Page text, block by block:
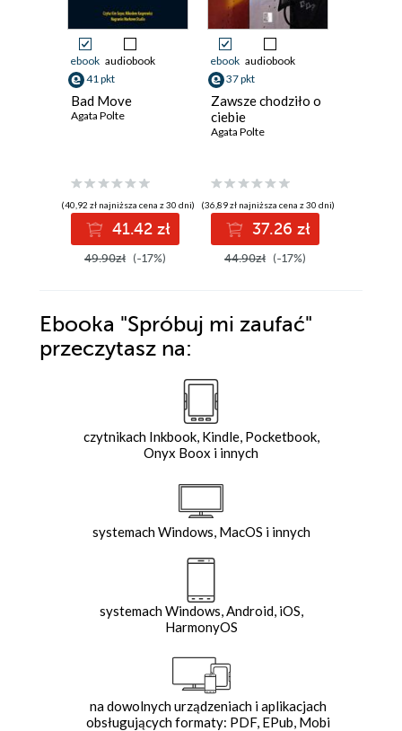
ebook audiobook
41 pkt
Bad Move
Agata Polte
(40,92 zł najniższa cena z 30 dni)
41.42 zł
49.90zł (-17%)
ebook audiobook
37 pkt
Zawsze chodziło o
ciebie
Agata Polte
(36,89 zł najniższa cena z 30 dni)
37.26 zł
44.90zł (-17%)
Ebooka "Spróbuj mi zaufać"
przeczytasz na:
czytnikach Inkbook, Kindle, Pocketbook,
Onyx Boox i innych
systemach Windows, MacOS i innych
systemach Windows, Android, iOS,
HarmonyOS
na dowolnych urządzeniach i aplikacjach
obsługujących formaty: PDF, EPub, Mobi